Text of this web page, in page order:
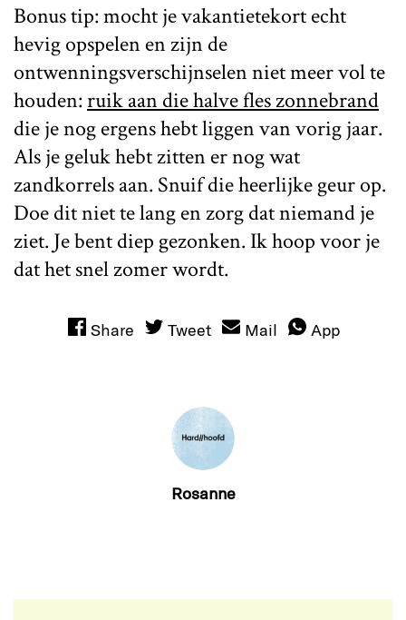
Bonus tip: mocht je vakantietekort echt
hevig opspelen en zijn de
ontwenningsverschijnselen niet meer vol te
houden:ruik aan die halve fles zonnebrand
die je nog ergens hebt liggen van vorig jaar.
Als je geluk hebt zitten er nog wat
zandkorrels aan. Snuif die heerlijke geur op.
Doe dit niet te lang en zorg dat niemand je
ziet. Je bent diep gezonken. Ik hoop voor je
dat het snel zomer wordt.
Share Tweet Mail App
Rosanne